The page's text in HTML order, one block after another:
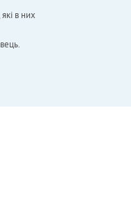
в них